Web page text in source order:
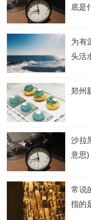
底是
为有
头活
郑州
沙拉
意思)
常说
指的